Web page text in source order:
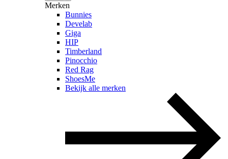
Merken
Bunnies
Develab
Giga
HIP
Timberland
Pinocchio
Red Rag
ShoesMe
Bekijk alle merken